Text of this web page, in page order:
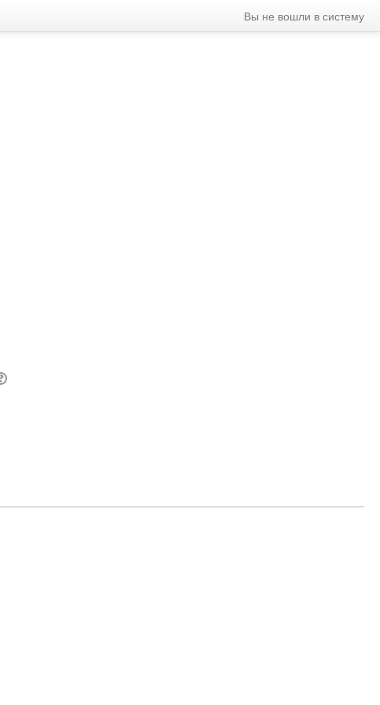
Вы не вошли в систему